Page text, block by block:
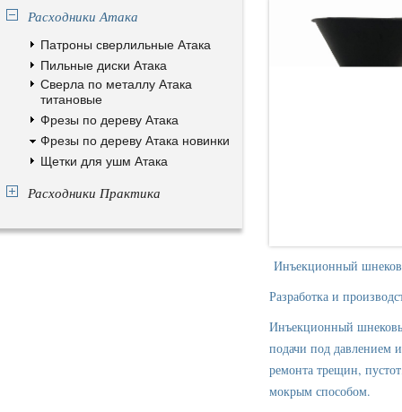
Расходники Атака
Патроны сверлильные Атака
Пильные диски Атака
Сверла по металлу Атака
титановые
Фрезы по дереву Атака
Фрезы по дереву Атака новинки
Щетки для ушм Атака
Расходники Практика
Инъекционный
Разработка и
Инъекционный
подачи под давлением
ремонта трещин,
мокрым способом.